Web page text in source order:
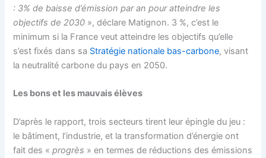
: 3% de baisse d’émission par an pour atteindre les
objectifs de 2030 », déclare Matignon. 3 %, c’est le
minimum si la France veut atteindre les objectifs qu’elle
s’est fixés dans sa Stratégie nationale bas-carbone, visant
la neutralité carbone du pays en 2050.
Les bons et les mauvais élèves
D’après le rapport, trois secteurs tirent leur épingle du jeu :
le bâtiment, l’industrie, et la transformation d’énergie ont
fait des «progrès » en termes de réductions des émissions